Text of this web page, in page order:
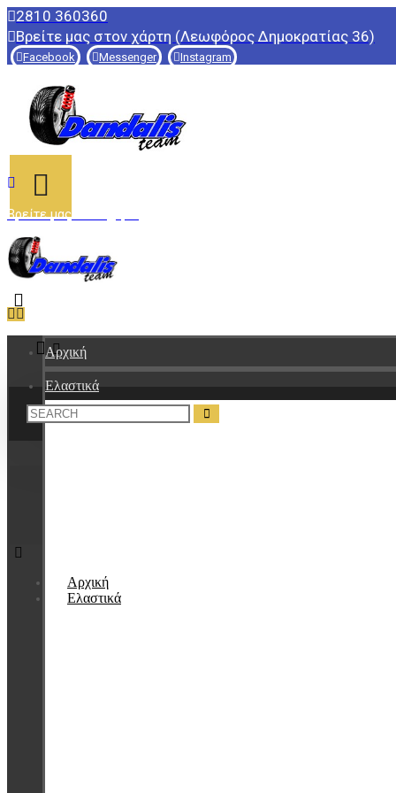
2810 360360
Βρείτε μας στον χάρτη (Λεωφόρος Δημοκρατίας 36)
Facebook Messenger Instagram
Αρχική
Ελαστικά
Βρείτε μας στον χάρτη
Αρχική
Ελαστικά